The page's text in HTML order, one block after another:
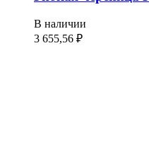
В наличии
3 655,56 ₽